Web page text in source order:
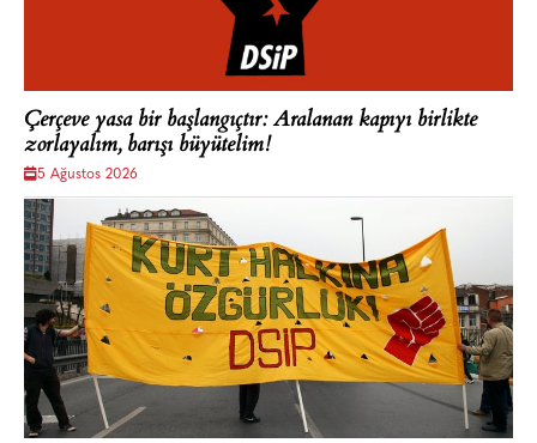
Çerçeve yasa bir başlangıçtır: Aralanan kapıyı birlikte
zorlayalım, barışı büyütelim!
5 Ağustos 2026